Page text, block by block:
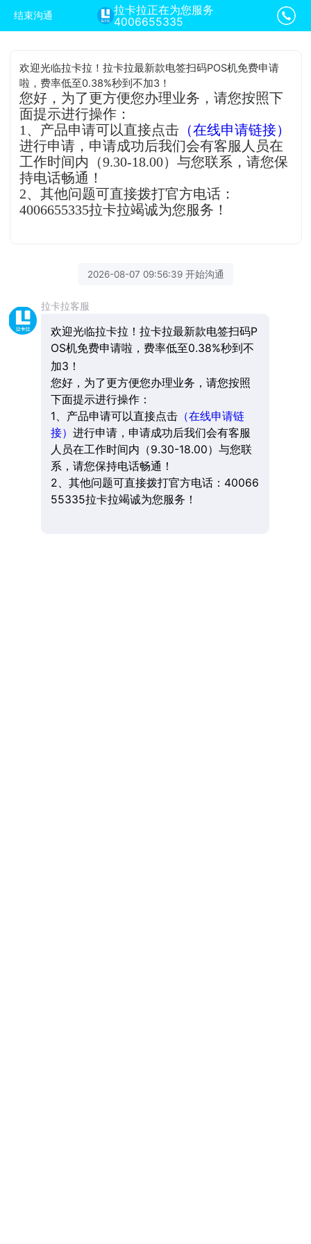
结束沟通
拉卡拉正在为您服务
4006655335
欢迎光临拉卡拉！拉卡拉最新款电签扫码POS机免费申请
啦，费率低至0.38%秒到不加3！
您好，为了更方便您办理业务，请您按照下
面提示进行操作：
1、产品申请可以直接点击 （在线申请链接）
进行申请，申请成功后我们会有客服人员在
工作时间内（9.30-18.00）与您联系，请您保
持电话畅通！
2、其他问题可直接拨打官方电话：
4006655335拉卡拉竭诚为您服务！
2026-08-07 09:56:39 开始沟通
拉卡拉客服
欢迎光临拉卡拉！拉卡拉最新款电签扫码P
OS机免费申请啦，费率低至0.38%秒到不
加3！
您好，为了更方便您办理业务，请您按照
下面提示进行操作：
1、产品申请可以直接点击（在线申请链
接） 进行申请，申请成功后我们会有客服
人员在工作时间内（9.30-18.00）与您联
系，请您保持电话畅通！
2、其他问题可直接拨打官方电话：40066
55335拉卡拉竭诚为您服务！